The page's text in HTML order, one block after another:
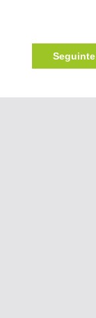
Seguinte